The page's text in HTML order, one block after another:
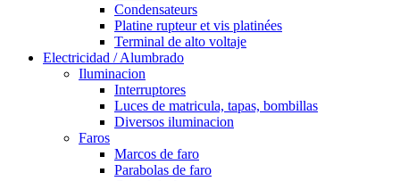
Condensateurs
Platine rupteur et vis platinées
Terminal de alto voltaje
Electricidad / Alumbrado
Iluminacion
Interruptores
Luces de matricula, tapas, bombillas
Diversos iluminacion
Faros
Marcos de faro
Parabolas de faro